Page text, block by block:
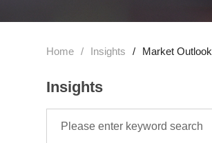
Home / Insights / Market Outlook
Insights